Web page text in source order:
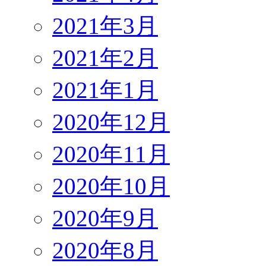
2021年3月
2021年2月
2021年1月
2020年12月
2020年11月
2020年10月
2020年9月
2020年8月